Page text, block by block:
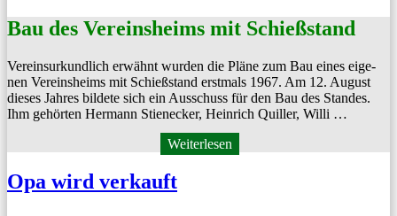
Bau des Vereinsheims mit Schießstand
Vere­in­surkundlich erwäh­nt wur­den die Pläne zum Bau eines eige­
nen Vere­in­sheims mit Schieß­s­tand erst­mals 1967. Am 12. August
dieses Jahres bildete sich ein Auss­chuss für den Bau des Standes.
Ihm gehörten Her­mann Stie­neck­er, Hein­rich Quiller, Willi …
Weiterlesen
Opa wird verkauft